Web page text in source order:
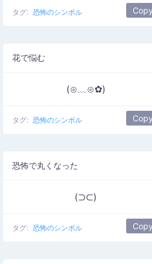
タグ: 恐怖のシンボル Copy
花で悩む
(⊙﹏⊙✿)
タグ: 恐怖のシンボル Copy
恐怖で丸くなった
(⊃⊂)
タグ: 恐怖のシンボル Copy